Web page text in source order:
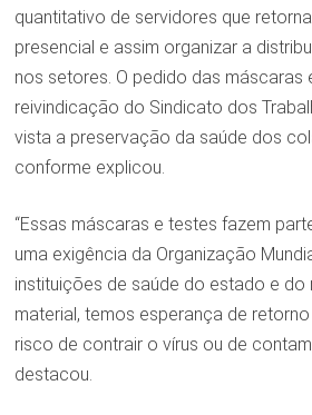
quantitativo de servidores que
presencial e assim organizar a
nos setores. O pedido das máscaras
reivindicação do Sindicato dos
vista a preservação da saúde dos
conforme explicou.
“Essas máscaras e testes fazem
uma exigência da Organização
instituições de saúde do estado e do
material, temos esperança de
risco de contrair o vírus ou de
destacou.